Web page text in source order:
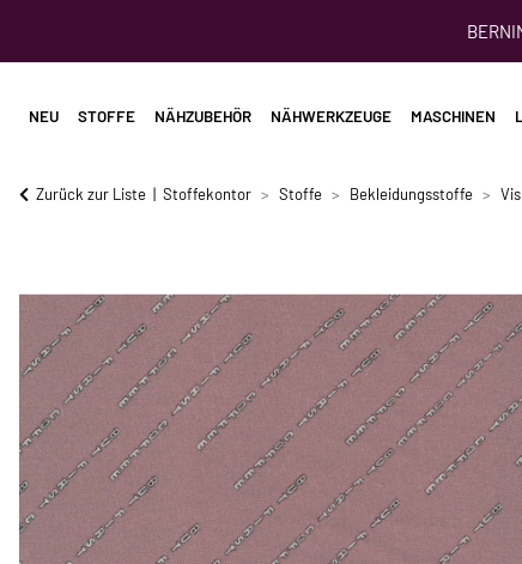
NEU STOFFE NÄHZUBEHÖR NÄHWERKZEUGE MASCHINEN
Zurück zur Liste Stoffekontor Stoffe Bekleidungsstoffe